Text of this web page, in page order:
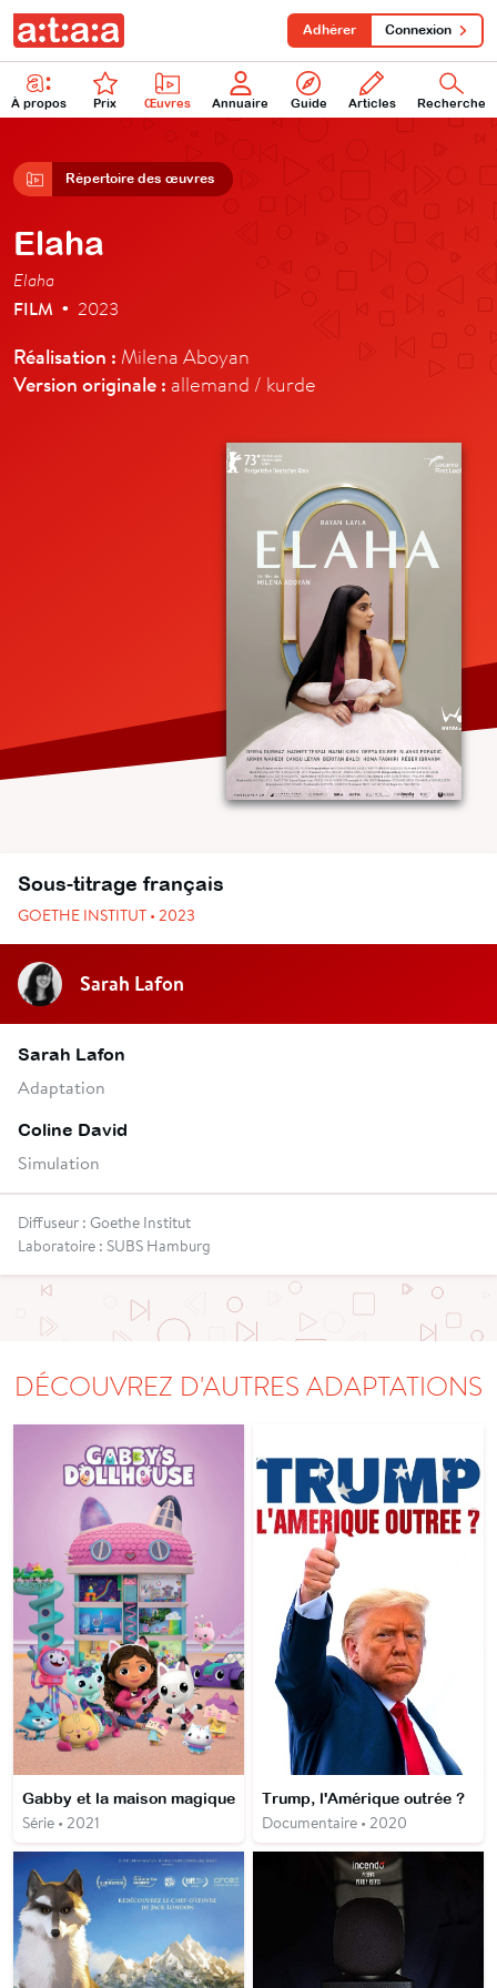
À propos Prix Œuvres Annuaire Guide Articles Recherche
Adhérer Connexion
Répertoire des œuvres
Elaha
Elaha
FILM • 2023
Réalisation : Milena Aboyan
Version originale : allemand / kurde
Sous-titrage français
GOETHE INSTITUT • 2023
Sarah Lafon
Sarah Lafon
Adaptation
Coline David
Simulation
Diffuseur : Goethe Institut
Laboratoire : SUBS Hamburg
DÉCOUVREZ D'AUTRES ADAPTATIONS
Gabby et la maison magique
Série • 2021
Trump, l'Amérique outrée ?
Documentaire • 2020